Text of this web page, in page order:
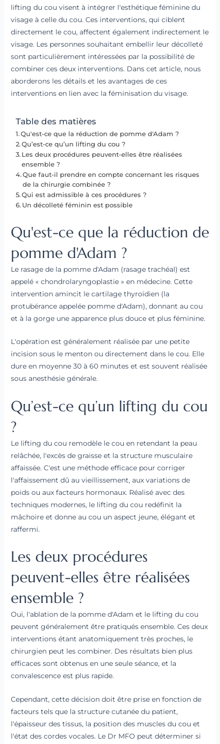
lifting du cou visent à intégrer l'esthétique féminine du
visage à celle du cou. Ces interventions, qui ciblent
directement le cou, affectent également indirectement le
visage. Les personnes souhaitant embellir leur décolleté
sont particulièrement intéressées par la possibilité de
combiner ces deux interventions. Dans cet article, nous
aborderons les détails et les avantages de ces
interventions en lien avec la féminisation du visage.
Table des matières
Qu'est-ce que la réduction de pomme d'Adam ?
Qu’est-ce qu’un lifting du cou ?
Les deux procédures peuvent-elles être réalisées
ensemble ?
Que faut-il prendre en compte concernant les risques
de la chirurgie combinée ?
Qui est admissible à ces procédures ?
Un décolleté féminin est possible
Qu'est-ce que la réduction de
pomme d'Adam ?
Le rasage de la pomme d'Adam (rasage trachéal) est
appelé « chondrolaryngoplastie » en médecine. Cette
intervention amincit le cartilage thyroïdien (la
protubérance appelée pomme d'Adam), donnant au cou
et à la gorge une apparence plus douce et plus féminine.
L'opération est généralement réalisée par une petite
incision sous le menton ou directement dans le cou. Elle
dure en moyenne 30 à 60 minutes et est souvent réalisée
sous anesthésie générale.
Qu’est-ce qu’un lifting du cou
?
Le lifting du cou remodèle le cou en retendant la peau
relâchée, l'excès de graisse et la structure musculaire
affaissée. C'est une méthode efficace pour corriger
l'affaissement dû au vieillissement, aux variations de
poids ou aux facteurs hormonaux. Réalisé avec des
techniques modernes, le lifting du cou redéfinit la
mâchoire et donne au cou un aspect jeune, élégant et
raffermi.
Les deux procédures
peuvent-elles être réalisées
ensemble ?
Oui, l'ablation de la pomme d'Adam et le lifting du cou
peuvent généralement être pratiqués ensemble. Ces deux
interventions étant anatomiquement très proches, le
chirurgien peut les combiner. Des résultats bien plus
efficaces sont obtenus en une seule séance, et la
convalescence est plus rapide.
Cependant, cette décision doit être prise en fonction de
facteurs tels que la structure cutanée du patient,
l'épaisseur des tissus, la position des muscles du cou et
l'état des cordes vocales. Le Dr MFO peut déterminer si